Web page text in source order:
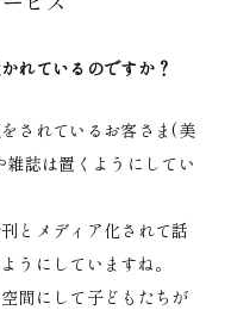
れているのですか？
されているお客さま(美
誌は置くようにしてい
とメディア化されて話
うにしていますね。
間にして子どもたちが